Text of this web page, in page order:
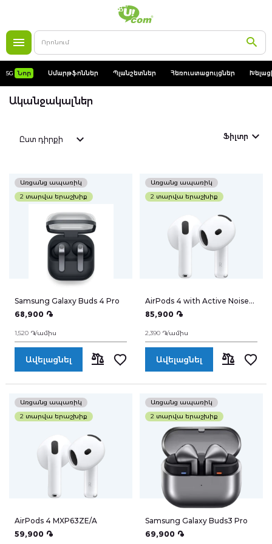
5G Նոր Սմարթֆոններ Պլանշետներ Հեռուստացույցներ
5G Նոր
Սմարթֆոններ
Աքսեսուարներ
Լիցքավորում
Պլանշետներ
Հեռուստացույցներ
Խելացի ժամացույցներ
Ականջակալներ
WiFi ռոուտերներ
Գաջեթներ
էլ. Տրանսպորտ
Ականջակալներ
Ֆիլտր
Ըստ դիրքի
Առցանց ապառիկ
2 տարվա երաշխիք
Samsung Galaxy Buds 4 Pro
68,900 ֏
1,520 ֏/ամիս
Ավելացնել
Առցանց ապառիկ
2 տարվա երաշխիք
AirPods 4 with Active Noise
Cancellation MXP93ZE/A
85,900 ֏
2,390 ֏/ամիս
Ավելացնել
Առցանց ապառիկ
2 տարվա երաշխիք
AirPods 4 MXP63ZE/A
59,900 ֏
Առցանց ապառիկ
2 տարվա երաշխիք
Samsung Galaxy Buds3 Pro
69,900 ֏